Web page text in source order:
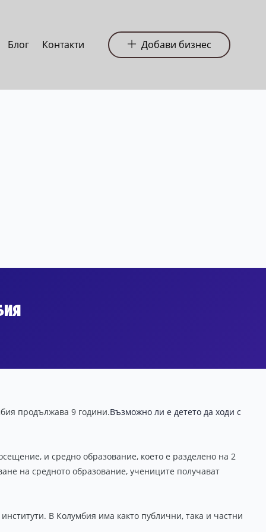
Блог Контакти Добави бизнес
продължава 9 години.Възможно ли е детето да ходи с
и средно образование, което е разделено на 2
на средното образование, учениците получават
В Колумбия има както публични, така и частни